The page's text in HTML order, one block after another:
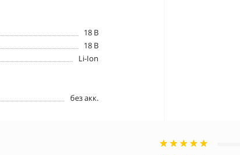
18 В
18 В
Li-Ion
без акк.